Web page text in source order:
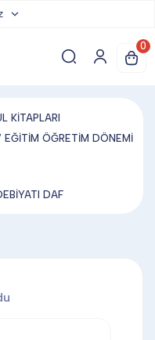
0
KİTAPLARI
ÖĞRETİM DÖNEMİ
DAF